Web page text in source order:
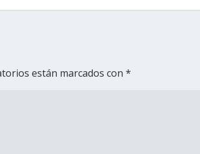
están marcados con*